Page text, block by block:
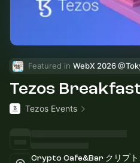
Featured in
Tezos
Tezos Events
Crypto Cafe&Bar クリプト